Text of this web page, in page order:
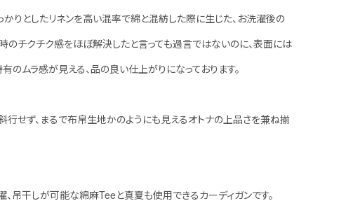
りとしたリネンを高い混率で綿と混紡した際に生じた、お洗濯後の
のチクチク感をほぼ解決したと言っても過言ではないのに、表面には
のムラ感が見える、品の良い仕上がりになっております。
行せず、まるで布帛生地かのようにも見えるオトナの上品さを兼ね揃
吊干しが可能な綿麻Teeと真夏も使用できるカーディガンです。